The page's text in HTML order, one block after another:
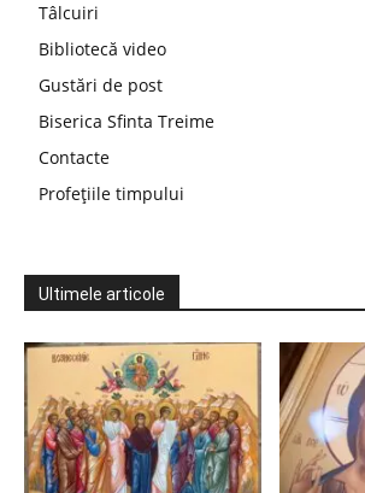
Tâlcuiri
Bibliotecă video
Gustări de post
Biserica Sfinta Treime
Contacte
Profețiile timpului
Ultimele articole